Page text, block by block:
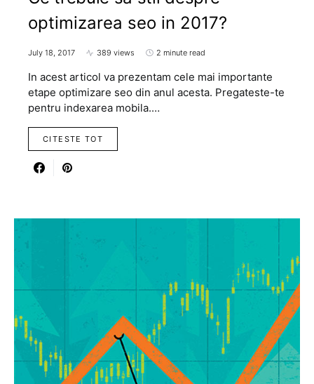
optimizarea seo in 2017?
July 18, 2017 389 views 2 minute read
In acest articol va prezentam cele mai importante
etape optimizare seo din anul acesta. Pregateste-te
pentru indexarea mobila.…
CITESTE TOT